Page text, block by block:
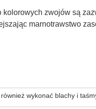
zwojów są
marnotrawstwo
wykonać blachy i